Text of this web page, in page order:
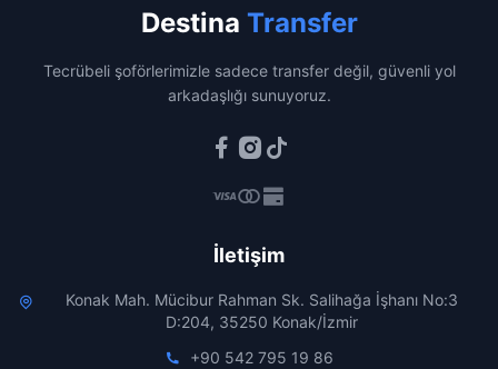
Destina Transfer
Tecrübeli şoförlerimizle sadece transfer değil, güvenli yol
arkadaşlığı sunuyoruz.
İletişim
Konak Mah. Mücibur Rahman Sk. Salihağa İşhanı No:3
D:204, 35250 Konak/İzmir
+90 542 795 19 86